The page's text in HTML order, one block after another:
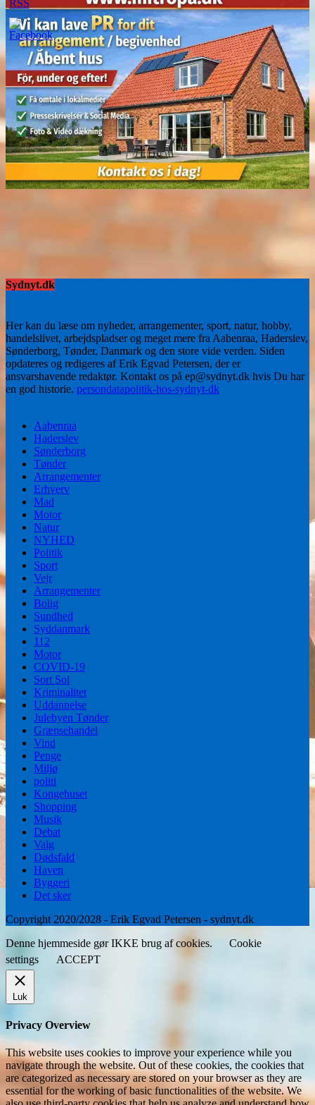
Sydnyt.dk
Her kan du læse om nyheder, arrangementer, sport, natur, hobby,
handelslivet, arbejdspladser og meget mere fra Aabenraa, Haderslev,
Sønderborg, Tønder, Danmark og den store vide verden. Siden
opdateres og redigeres af Erik Egvad Petersen, der er
ansvarshavende redaktør. Kontakt os på ep@sydnyt.dk hvis Du har
en god historie. persondatapolitik-hos-sydnyt-dk
Aabenraa
Haderslev
Sønderborg
Tønder
Arrangementer
Erhverv
Mad
Motor
Natur
NYHED
Politik
Sport
Vejr
Arrangementer
Bolig
Sundhed
Syddanmark
112
Motor
COVID-19
Sort Sol
Kriminalitet
Uddannelse
Julebyen Tønder
Grænsehandel
Vind
Penge
Miljø
politi
Kongehuset
Shopping
Musik
Debat
Valg
Dødsfald
Haven
Byggeri
Det sker
Copyright 2020/2028 - Erik Egvad Petersen - sydnyt.dk
Denne hjemmeside gør IKKE brug af cookies.
Cookie
settings
ACCEPT
Luk
Privacy Overview
This website uses cookies to improve your experience while you
navigate through the website. Out of these cookies, the cookies that
are categorized as necessary are stored on your browser as they are
essential for the working of basic functionalities of the website. We